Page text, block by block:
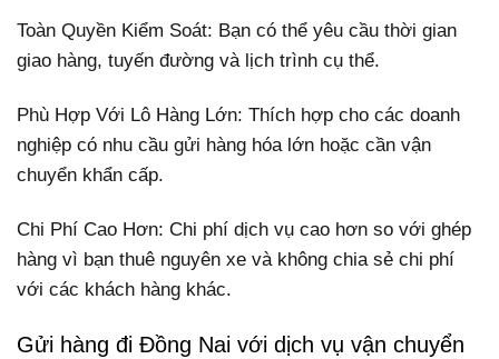
Toàn Quyền Kiểm Soát: Bạn có thể yêu cầu thời gian
giao hàng, tuyến đường và lịch trình cụ thể.
Phù Hợp Với Lô Hàng Lớn: Thích hợp cho các doanh
nghiệp có nhu cầu gửi hàng hóa lớn hoặc cần vận
chuyển khẩn cấp.
Chi Phí Cao Hơn: Chi phí dịch vụ cao hơn so với ghép
hàng vì bạn thuê nguyên xe và không chia sẻ chi phí
với các khách hàng khác.
Gửi hàng đi Đồng Nai với dịch vụ vận chuyển